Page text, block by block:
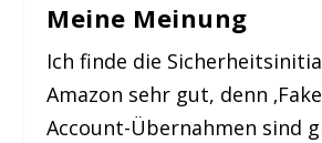
Meine Meinung
Ich finde die
Amazon sehr gut, denn
Account-Übernahmen sind